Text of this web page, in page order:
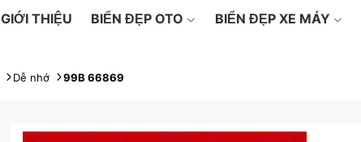
GIỚI THIỆU BIỂN ĐẸP OTO BIỂN ĐẸP XE MÁY
Dễ nhớ 99B 66869